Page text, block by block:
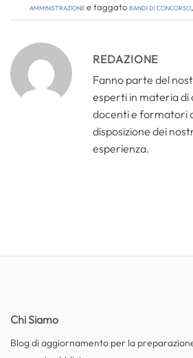
amministrazionee taggatobandi di concorso,
REDAZIONE
Fanno parte del
esperti in materia di
docenti e formatori
disposizione dei
esperienza.
Chi Siamo
Blog di aggiornamento per la